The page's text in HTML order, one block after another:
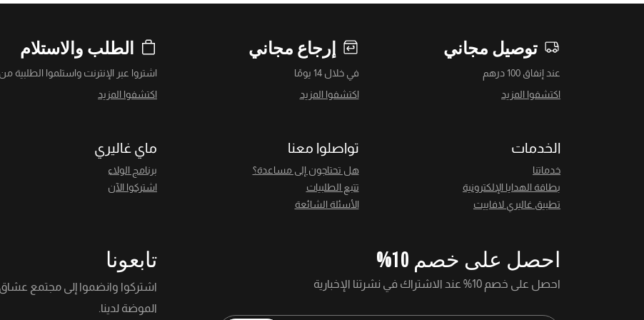
توصيل مجاني
عند إنفاق 100 درهم
اكتشفوا المزيد
إرجاع مجاني
في خلال 14 يومًا
اكتشفوا المزيد
الطلب والاستلام
اشتروا عبر الإنترنت واستلموا الطلبية من
اكتشفوا المزيد
الخدمات
خدماتنا
بطاقة الهدايا الإلكترونية
تطبيق غاليري لافاييت
تواصلوا معنا
هل تحتاجون إلى مساعدة؟
تتبع الطلبيات
الأسئلة الشائعة
ماي غاليري
برنامج الولاء
اشتركوا الآن
احصل على خصم 10%
احصل على خصم 10% عند الاشتراك في نشرتنا الإخبارية
تابعونا
اشتركوا وانضموا إلى مجتمع عشاق
الموضة لدينا.